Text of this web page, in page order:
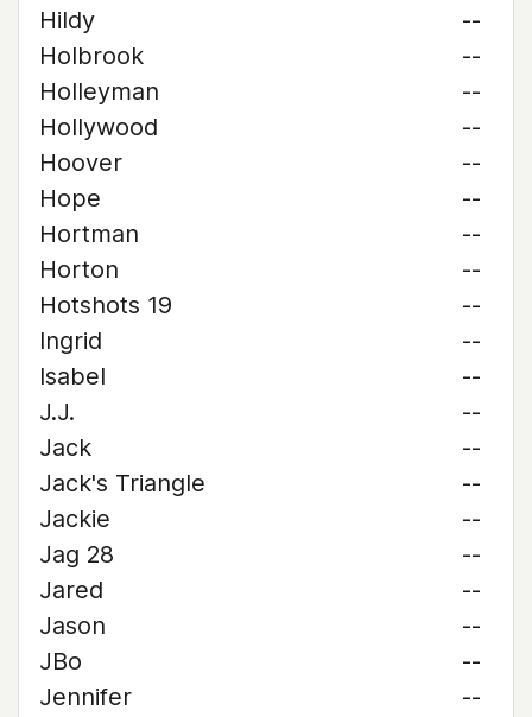
Hildy
--
Holbrook
--
Holleyman
--
Hollywood
--
Hoover
--
Hope
--
Hortman
--
Horton
--
Hotshots 19
--
Ingrid
--
Isabel
--
J.J.
--
Jack
--
Jack's Triangle
--
Jackie
--
Jag 28
--
Jared
--
Jason
--
JBo
--
Jennifer
--